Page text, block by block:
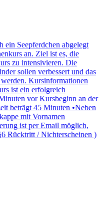
ein Seepferdchen abgelegt
an. Ziel ist es, die
zu intensivieren. Die
sollen verbessert und das
Kursinformationen
ist ein erfolgreich
vor Kursbeginn an der
beträgt 45 Minuten •Neben
mit Vornamen
ist per Email möglich,
Rücktritt / Nichterscheinen )